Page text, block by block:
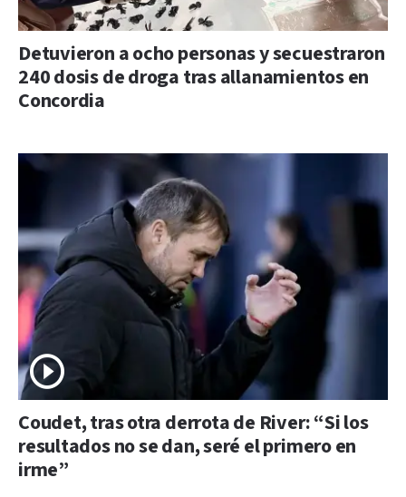
Detuvieron a ocho personas y secuestraron
240 dosis de droga tras allanamientos en
Concordia
Coudet, tras otra derrota de River: “Si los
resultados no se dan, seré el primero en
irme”